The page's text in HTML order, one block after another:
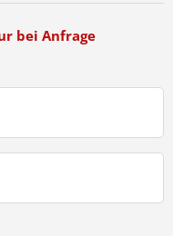
bei Anfrage